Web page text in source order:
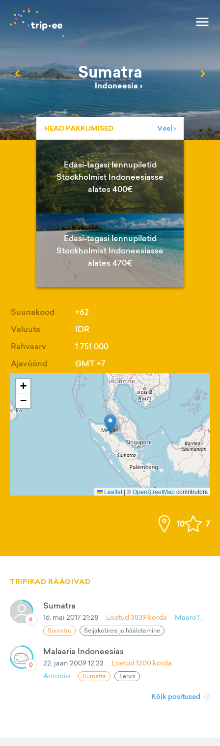
‹ Sumatra
Indoneesia ›
›
HEAD PAKKUMISED Veel ›
Edasi-tagasi lennupiletid
Stockholmist Indoneesiasse
alates 400€
Edasi-tagasi lennupiletid
Stockholmist Indoneesiasse
alates 470€
Suunakood
+62
Valuuta
IDR
Rahvaarv
1 751 000
Ajavöönd
GMT +7
+
−
Leaflet | ©OpenStreetMapcontributors
10 7
TRIPIKAD RÄÄGIVAD
6
Sumatra
16. mai 2017 21:28 Loetud 3839 korda MaareT.
Sumatra Seljakotireis ja hääletamine
0
Malaaria Indoneesias
22. jaan 2009 12:23 Loetud 1200 korda
Antonio
Sumatra Tervis
Kõik positused